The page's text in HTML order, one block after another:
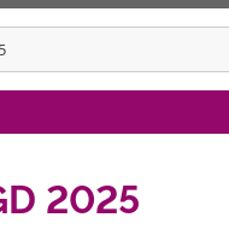
2025